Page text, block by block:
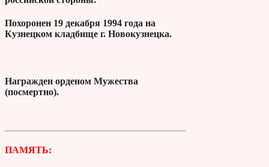
Похоронен 19 декабря 1994 года на
Кузнецком кладбище г. Новокузнецка.
Награжден орденом Мужества
(посмертно).
ПАМЯТЬ: